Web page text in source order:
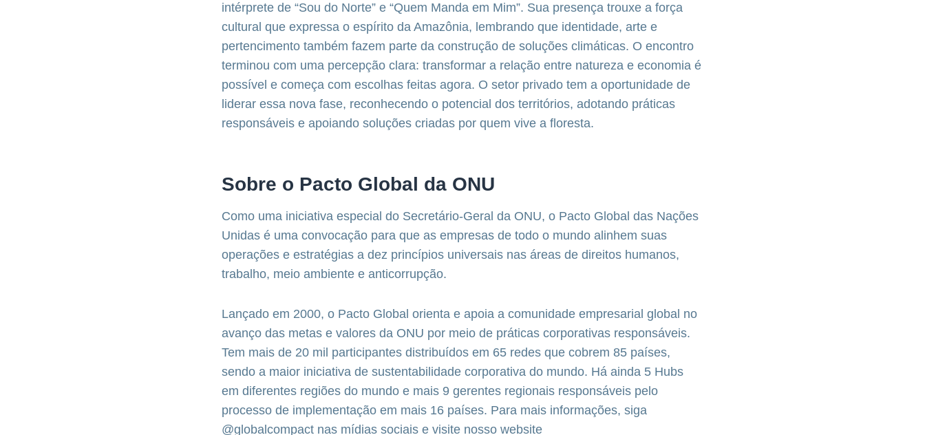
intérprete de “Sou do Norte” e “Quem Manda em Mim”. Sua presença trouxe a força
cultural que expressa o espírito da Amazônia, lembrando que identidade, arte e
pertencimento também fazem parte da construção de soluções climáticas. O encontro
terminou com uma percepção clara: transformar a relação entre natureza e economia é
possível e começa com escolhas feitas agora. O setor privado tem a oportunidade de
liderar essa nova fase, reconhecendo o potencial dos territórios, adotando práticas
responsáveis e apoiando soluções criadas por quem vive a floresta.
Sobre o Pacto Global da ONU
Como uma iniciativa especial do Secretário-Geral da ONU, o Pacto Global das Nações
Unidas é uma convocação para que as empresas de todo o mundo alinhem suas
operações e estratégias a dez princípios universais nas áreas de direitos humanos,
trabalho, meio ambiente e anticorrupção.
Lançado em 2000, o Pacto Global orienta e apoia a comunidade empresarial global no
avanço das metas e valores da ONU por meio de práticas corporativas responsáveis.
Tem mais de 20 mil participantes distribuídos em 65 redes que cobrem 85 países,
sendo a maior iniciativa de sustentabilidade corporativa do mundo. Há ainda 5 Hubs
em diferentes regiões do mundo e mais 9 gerentes regionais responsáveis pelo
processo de implementação em mais 16 países. Para mais informações, siga
@globalcompact nas mídias sociais e visite nosso website